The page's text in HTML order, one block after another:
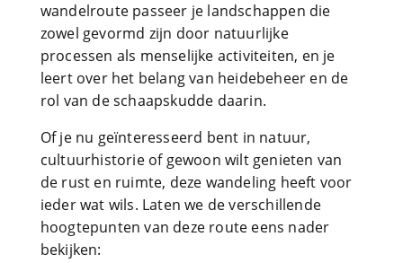
wandelroute passeer je landschappen die
zowel gevormd zijn door natuurlijke
processen als menselijke activiteiten, en je
leert over het belang van heidebeheer en de
rol van de schaapskudde daarin.
Of je nu geïnteresseerd bent in natuur,
cultuurhistorie of gewoon wilt genieten van
de rust en ruimte, deze wandeling heeft voor
ieder wat wils. Laten we de verschillende
hoogtepunten van deze route eens nader
bekijken: